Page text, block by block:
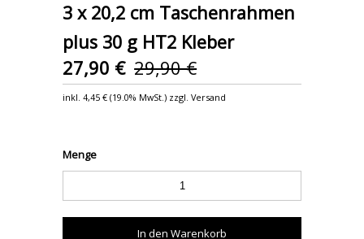
3 x 20,2 cm Taschenrahmen
plus 30 g HT2 Kleber
27,90 € 29,90 €
inkl.4,45 € (19.0% MwSt.) zzgl. Versand
Menge